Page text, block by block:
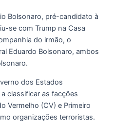
Bolsonaro, pré-candidato à
se com Trump na Casa
do irmão, o
Eduardo Bolsonaro, ambos
dos Estados
classificar as facções
Vermelho (CV) e Primeiro
organizações terroristas.